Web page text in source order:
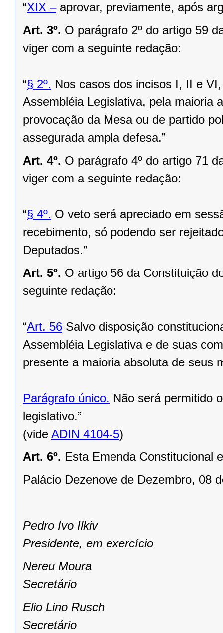
“XIX –aprovar, previamente, após
Art. 3º. O parágrafo 2º do artigo 59
viger com a seguinte redação:
“§ 2º. Nos casos dos incisos I, II e
Assembléia Legislativa, pela maioria
provocação da Mesa ou de partido
assegurada ampla defesa.”
Art. 4º. O parágrafo 4º do artigo 71
viger com a seguinte redação:
“§ 4º. O veto será apreciado em
recebimento, só podendo ser
Deputados.”
Art. 5º. O artigo 56 da Constituição
seguinte redação:
“Art. 56 Salvo disposição
Assembléia Legislativa e de suas
presente a maioria absoluta de seus
Parágrafo único. Não será permitido
legislativo.”
(vide ADIN 4104-5)
Art. 6º. Esta Emenda Constitucional
Palácio Dezenove de Dezembro, 08
Pedro Ivo Ilkiv
Presidente, em exercício
Nereu Moura
Secretário
Elio Lino Rusch
Secretário